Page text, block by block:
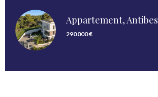
Appartement, Antibes
290 000 €